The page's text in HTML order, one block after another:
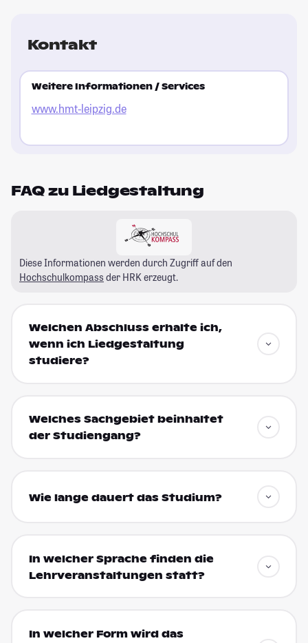
Kontakt
Weitere Informationen / Services
www.hmt-leipzig.de
FAQ zu Liedgestaltung
Diese Informationen werden durch Zugriff auf den
Hochschulkompass der HRK erzeugt.
Welchen Abschluss erhalte ich,
wenn ich Liedgestaltung
studiere?
Welches Sachgebiet beinhaltet
der Studiengang?
Wie lange dauert das Studium?
In welcher Sprache finden die
Lehrveranstaltungen statt?
In welcher Form wird das